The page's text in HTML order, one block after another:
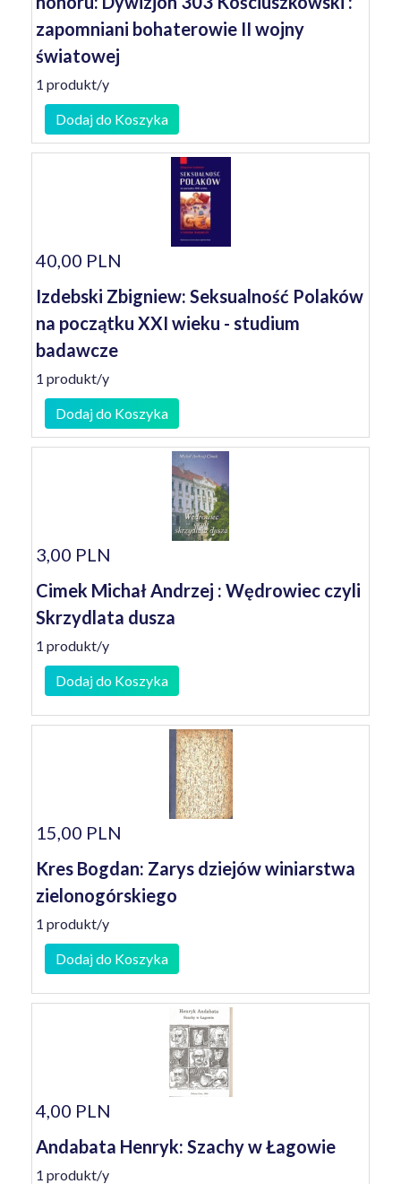
zapomniani bohaterowie II wojny
światowej
1 produkt/y
Dodaj do Koszyka
40,00 PLN
Izdebski Zbigniew: Seksualność Polaków
na początku XXI wieku - studium
badawcze
1 produkt/y
Dodaj do Koszyka
3,00 PLN
Cimek Michał Andrzej : Wędrowiec czyli
Skrzydlata dusza
1 produkt/y
Dodaj do Koszyka
15,00 PLN
Kres Bogdan: Zarys dziejów winiarstwa
zielonogórskiego
1 produkt/y
Dodaj do Koszyka
4,00 PLN
Andabata Henryk: Szachy w Łagowie
1 produkt/y